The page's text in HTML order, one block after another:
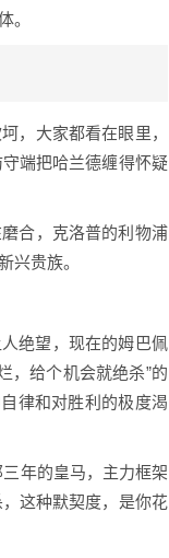
。
，大家都看在眼里，
端把哈兰德缠得怀疑
合，克洛普的利物浦
兴贵族。
绝望，现在的姆巴佩
，给个机会就绝杀”的
律和对胜利的极度渴
年的皇马，主力框架
这种默契度，是你花